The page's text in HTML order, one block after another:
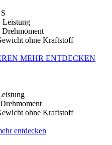
Leistung
Drehmoment
ohne Kraftstoff
MEHR ENTDECKEN
Drehmoment
ohne Kraftstoff
entdecken